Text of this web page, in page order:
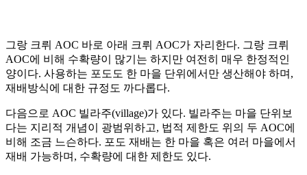
그랑 크뤼 AOC 바로 아래 크뤼 AOC가 자리한다. 그랑 크뤼
AOC에 비해 수확량이 많기는 하지만 여전히 매우 한정적인
양이다. 사용하는 포도도 한 마을 단위에서만 생산해야 하며,
재배방식에 대한 규정도 까다롭다.
다음으로 AOC 빌라주(village)가 있다. 빌라주는 마을 단위보
다는 지리적 개념이 광범위하고, 법적 제한도 위의 두 AOC에
비해 조금 느슨하다. 포도 재배는 한 마을 혹은 여러 마을에서
재배 가능하며, 수확량에 대한 제한도 있다.